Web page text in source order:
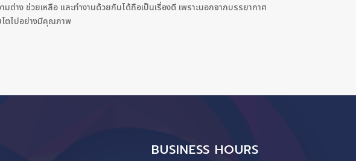
าง ช่วยเหลือ และทำงานด้วยกันได้ถือเป็นเรื่องดี เพราะนอกจากบรรยากาศ
โตไปอย่างมีคุณภาพ
BUSINESS HOURS